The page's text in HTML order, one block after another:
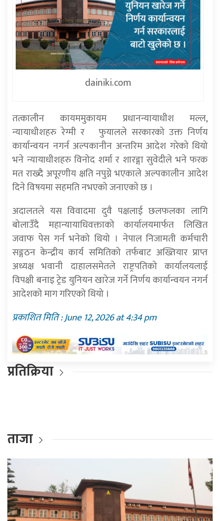
dainiki.com
तत्कालीन कायममुकायम प्रधानन्यायाधीश मल्ल,
न्यायाधीशहरु रेग्मी र फुयालले सरकारको उक्त निर्णय
कार्यान्वयन नगर्न अल्पकानीन अन्तरिम आदेश गरेकाे थियो
भने न्यायाधीशहरु विनोद शर्मा र शारङ्गा सुवेदीले भने फरक
मत राख्दै अपूरणीय क्षति नपुग्ने भएकाले अल्पकालीन आदेश
दिने विषयमा सहमति नभएको जनाएकाे छ ।
अदालतले यस विवादमा दुवै पक्षलाई छलफलका लागि
बोलाउँदै महान्यायाधिवक्ताको कार्यालयमार्फत लिखित
जवाफ पेस गर्न भनेको थियो । नेपाल निजामती कर्मचारी
सङ्गठन केन्द्रीय कार्य समितिको तर्फबाट अख्तियार प्राप्त
अध्यक्ष भवानी दाहालसमेतले राष्ट्रपतिको कार्यालयलाई
विपक्षी बनाइ ट्रेड युनियन खारेज गर्ने निर्णय कार्यान्वयन नगर्न
आदेशको माग गरिएको थियो ।
प्रकाशित मिति : June 12, 2026 at 4:34 pm
प्रतिक्रिया
ताजा